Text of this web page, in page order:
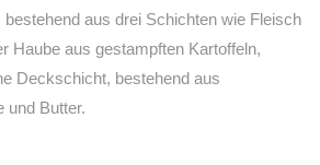
aus drei Schichten wie Fleisch
Haube aus gestampften Kartoffeln,
Deckschicht, bestehend aus
und Butter.